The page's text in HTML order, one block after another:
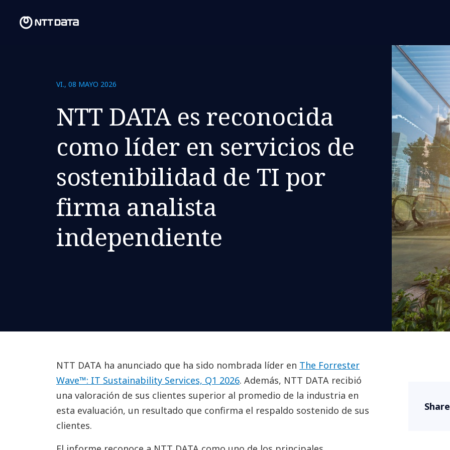
VI., 08 MAYO 2026
NTT DATA es reconocida
como líder en servicios de
sostenibilidad de TI por
firma analista
independiente
NTT DATA ha anunciado que ha sido nombrada líder en The Forrester
Wave™: IT Sustainability Services, Q1 2026. Además, NTT DATA recibió
una valoración de sus clientes superior al promedio de la industria en
esta evaluación, un resultado que confirma el respaldo sostenido de sus
clientes.